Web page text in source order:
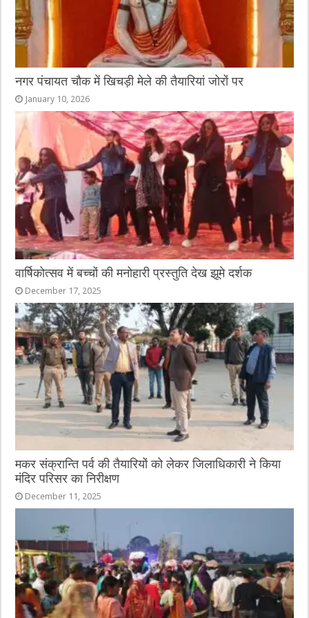
नगर पंचायत चौक में खिचड़ी मेले की तैयारियां जोरों पर
January 10, 2026
वार्षिकोत्सव में बच्चों की मनोहारी प्रस्तुति देख झूमे दर्शक
December 17, 2025
मकर संक्रान्ति पर्व की तैयारियों को लेकर जिलाधिकारी ने किया
मंदिर परिसर का निरीक्षण
December 11, 2025